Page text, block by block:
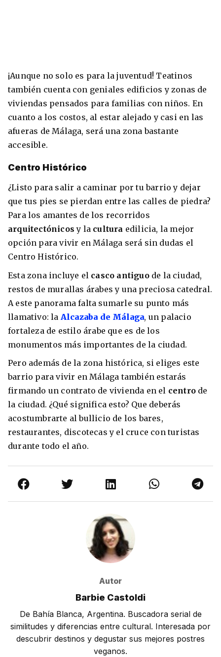
¡Aunque no solo es para la juventud! Teatinos
también cuenta con geniales edificios y zonas de
viviendas pensados para familias con niños. En
cuanto a los costos, al estar alejado y casi en las
afueras de Málaga, será una zona bastante
accesible.
Centro Histórico
¿Listo para salir a caminar por tu barrio y dejar
que tus pies se pierdan entre las calles de piedra?
Para los amantes de los recorridos
arquitectónicosy la cultura edilicia, la mejor
opción para vivir en Málaga será sin dudas el
Centro Histórico.
Esta zona incluye el casco antiguode la ciudad,
restos de murallas árabes y una preciosa catedral.
A este panorama falta sumarle su punto más
llamativo: la Alcazaba de Málaga, un palacio
fortaleza de estilo árabe que es de los
monumentos más importantes de la ciudad.
Pero además de la zona histórica, si eliges este
barrio para vivir en Málaga también estarás
firmando un contrato de vivienda en el centro de
la ciudad. ¿Qué significa esto? Que deberás
acostumbrarte al bullicio de los bares,
restaurantes, discotecas y el cruce con turistas
durante todo el año.
Autor
Barbie Castoldi
De Bahía Blanca, Argentina. Buscadora serial de
similitudes y diferencias entre cultural. Interesada por
descubrir destinos y degustar sus mejores postres
veganos.